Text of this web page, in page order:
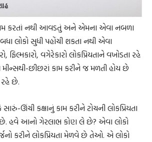
કરતાં નથી આવડતું અને એમના એવા નબળા
લોકો સુધી પહોંચી શકતા નથી એવા
ફિલ્મકારો, વગેરેકારો લોકપ્રિયતાને વખોડતા રહે
મીન્સથી-છીછરાં કામ કરીને જ મળતી હોય છે
રહે છે.
ઊંચી કક્ષાનું કામ કરીને ટોચની લોકપ્રિયતા
હવે આનો ગેરલાભ કોણ લે છે? એવા લોકો
કરીને લોકપ્રિયતા મેળવે છે તેઓ. એ લોકો